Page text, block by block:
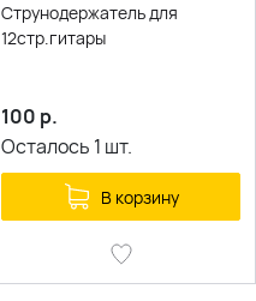
Струнодержатель для
12стр.гитары
100 р.
Осталось 1 шт.
В корзину